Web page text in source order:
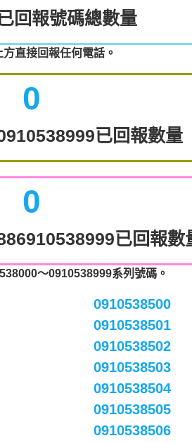
回報號碼總數量
直接回報任何電話。
0
已回報數量
0
已回報數
～0910538999系列號碼。
0910538500
0910538501
0910538502
0910538503
0910538504
0910538505
0910538506